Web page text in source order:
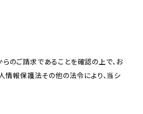
のご請求であることを確認の上で、お
情報保護法その他の法令により、当シ